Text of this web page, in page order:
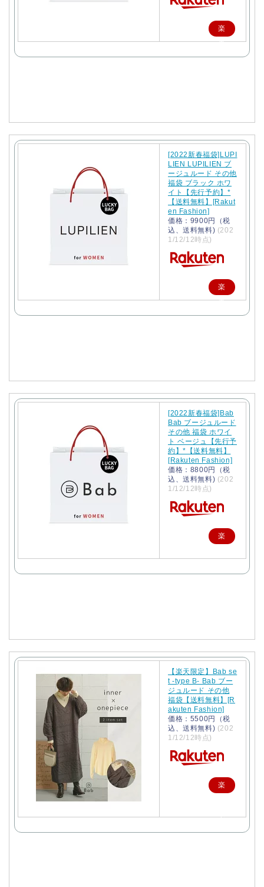
楽
天
[2022新春福袋]LUPI
LIEN LUPILIEN ブ
ージュルード その他
福袋 ブラック ホワ
イト【先行予約】*
【送料無料】[Rakut
en Fashion]
価格：9900円（税
込、送料無料) (202
1/12/12時点)
楽
天
[2022新春福袋]Bab
Bab ブージュルード
その他 福袋 ホワイ
ト ベージュ【先行予
約】*【送料無料】
[Rakuten Fashion]
価格：8800円（税
込、送料無料) (202
1/12/12時点)
楽
【楽天限定】Bab se
t -type B- Bab ブー
ジュルード その他
福袋【送料無料】[R
akuten Fashion]
価格：5500円（税
込、送料無料) (202
1/12/12時点)
楽
で
購